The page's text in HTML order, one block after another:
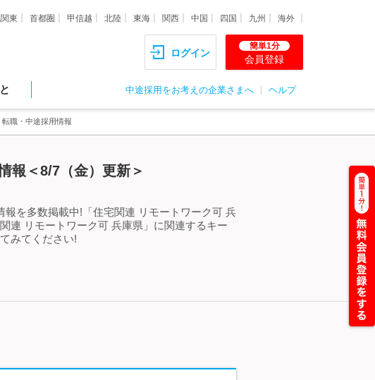
東 首都圏 甲信越 北陸 東海 関西 中国 四国 九州 海外
ログイン
簡単1分
会員登録
中途採用をお考えの企業さまへ ヘルプ
職・中途採用情報
報＜8/7（金）更新＞
を多数掲載中!「住宅関連 リモートワーク可 兵
連 リモートワーク可 兵庫県」に関連するキー
みてください!